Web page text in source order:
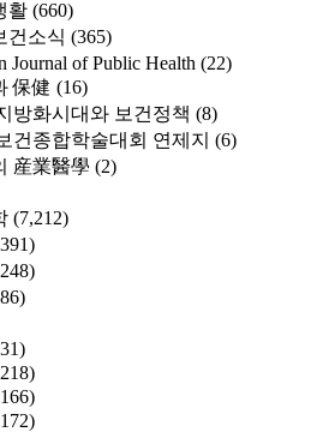
활 (660)
건소식 (365)
Journal of Public Health (22)
保健 (16)
방화시대와 보건정책 (8)
건종합학술대회 연제지 (6)
産業醫學 (2)
(7,212)